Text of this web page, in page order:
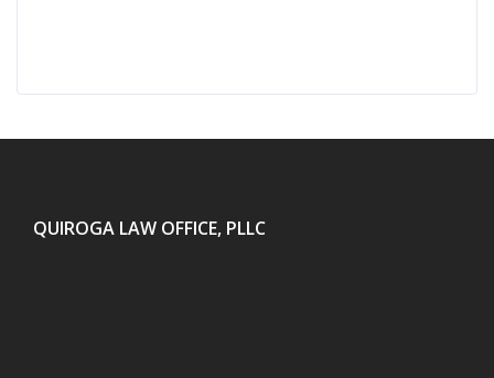
QUIROGA LAW OFFICE, PLLC